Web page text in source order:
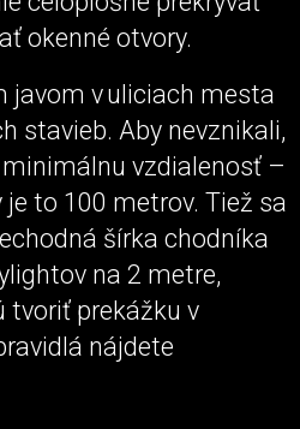
okenné otvory.
javom v uliciach mesta
stavieb. Aby nevznikali,
vzdialenosť –
to 100 metrov. Tiež sa
šírka chodníka
na 2 metre,
tvoriť prekážku v
nájdete